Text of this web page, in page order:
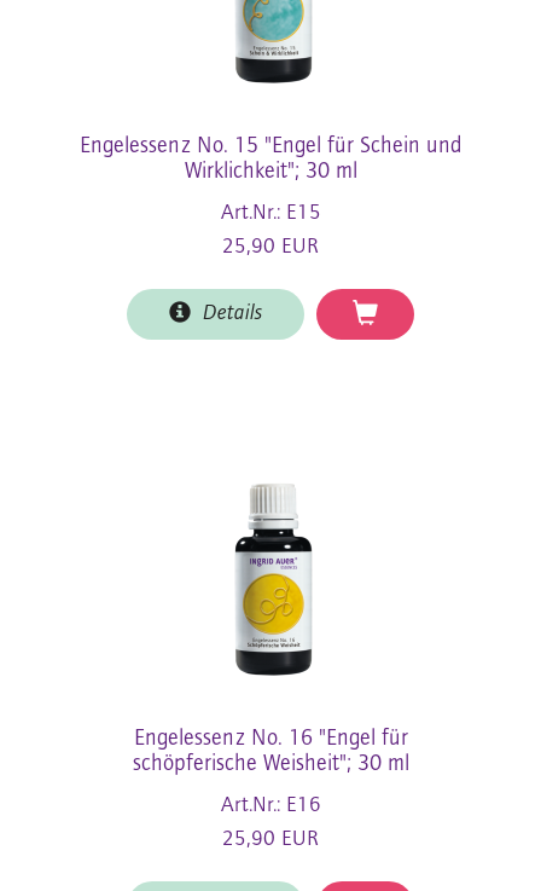
Engelessenz No. 15 "Engel für Schein und
Wirklichkeit"; 30 ml
Art.Nr.: E15
25,90 EUR
Details
Engelessenz No. 16 "Engel für
schöpferische Weisheit"; 30 ml
Art.Nr.: E16
25,90 EUR